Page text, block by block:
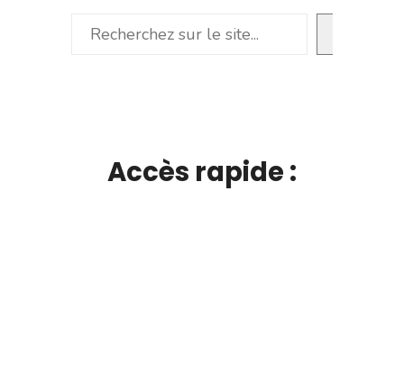
Rechercher
Accès rapide :